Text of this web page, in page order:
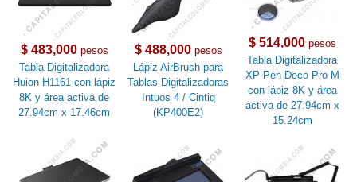
$ 483,000pesos
Tabla Digitalizadora
Huion H1161 con lápiz
8K y área activa de
27.94cm x 17.46cm
$ 488,000pesos
Lápiz AirBrush para
Tablas Digitalizadoras
Intuos 4 / Cintiq
(KP400E2)
$ 514,000pesos
Tabla Digitalizadora
XP-Pen Deco Pro M
con lápiz 8K y área
activa de 27.94cm x
15.24cm